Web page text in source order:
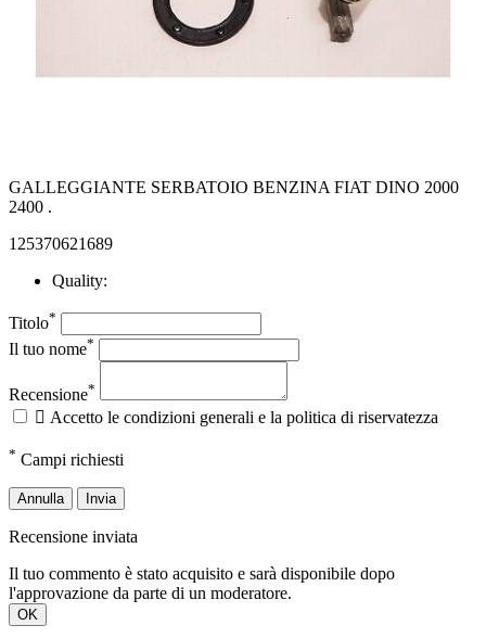
GALLEGGIANTE SERBATOIO BENZINA FIAT DINO 2000
2400 .
125370621689
Quality:
Titolo*
Il tuo nome*
Recensione*
 Accetto le condizioni generali e la politica di riservatezza
* Campi richiesti
Annulla Invia
Recensione inviata
Il tuo commento è stato acquisito e sarà disponibile dopo
l'approvazione da parte di un moderatore.
OK